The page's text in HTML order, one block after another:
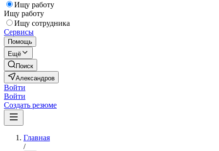
Ищу работу
Ищу работу
Ищу сотрудника
Сервисы
Помощь
Ещё
Поиск
Александров
Войти
Войти
Создать резюме
Главная
/